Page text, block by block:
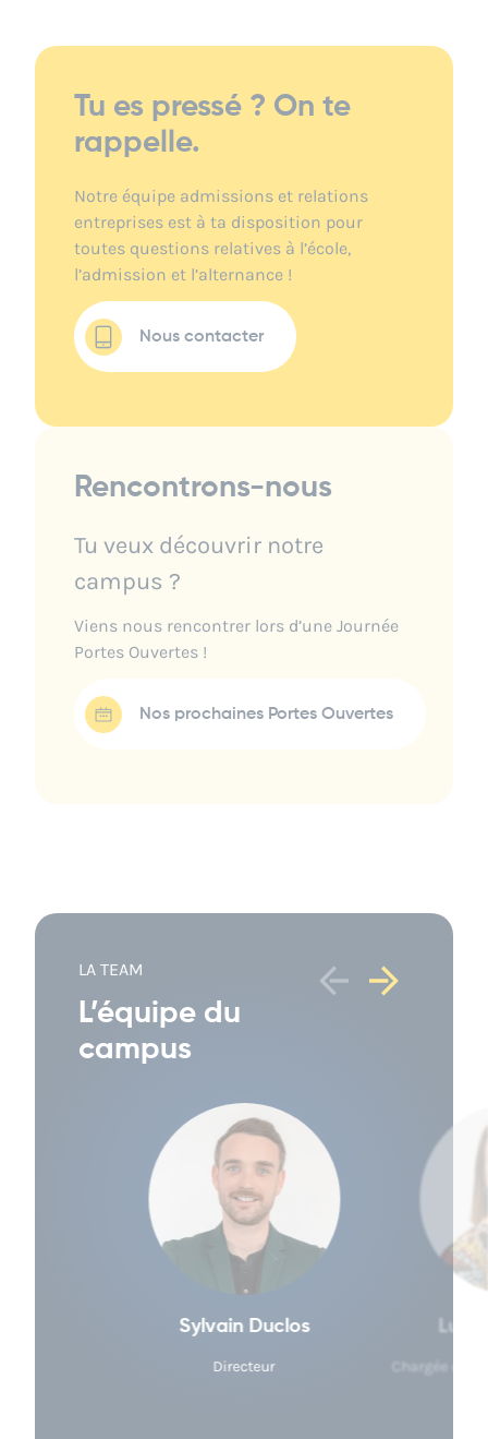
Tu es pressé ? On te
rappelle.
Notre équipe admissions et relations
entreprises est à ta disposition pour
toutes questions relatives à l’école,
l’admission et l’alternance !
Nous contacter
Rencontrons-nous
Tu veux découvrir notre
campus ?
Viens nous rencontrer lors d’une Journée
Portes Ouvertes !
Nos prochaines Portes Ouvertes
LA TEAM
L’équipe du
campus
Sylvain Duclos
Directeur
Chargée